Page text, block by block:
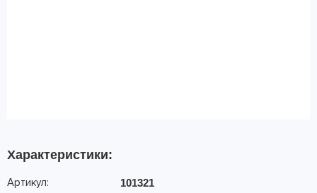
Характеристики:
Артикул: 101321